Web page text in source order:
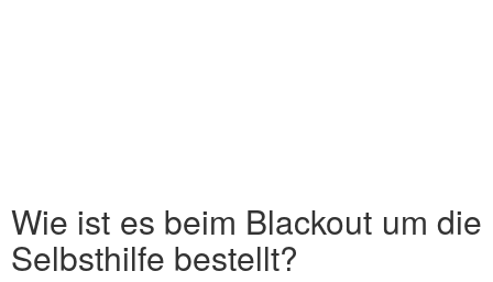
Wie ist es beim Blackout um die
Selbsthilfe bestellt?